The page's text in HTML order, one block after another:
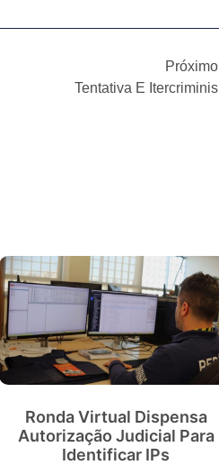
Próximo
Tentativa E Itercriminis
Ronda Virtual Dispensa
Autorização Judicial Para
Identificar IPs